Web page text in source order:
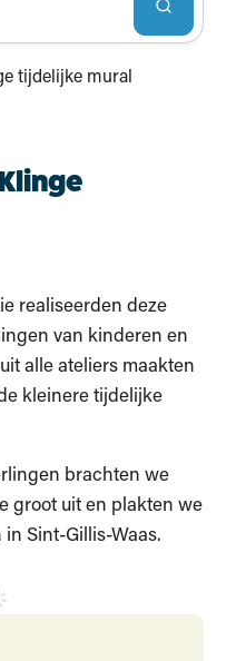
Zoeken
items
tijdelijke mural
realiseerden deze
van kinderen en
alle ateliers maakten
kleinere tijdelijke
brachten we
groot uit en plakten we
Sint-Gillis-Waas.